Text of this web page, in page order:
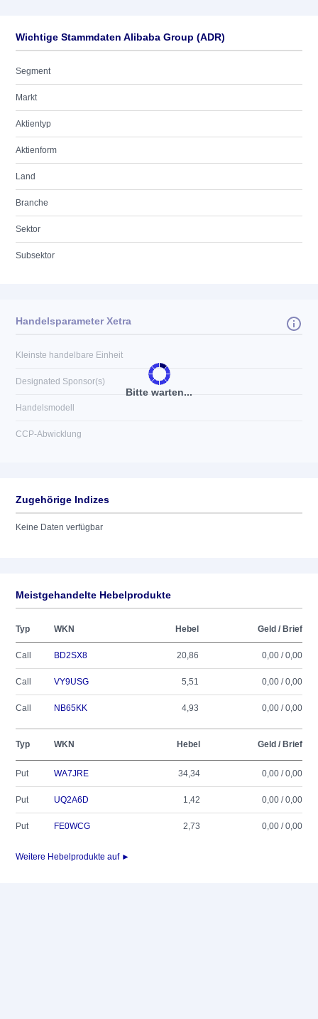
Wichtige Stammdaten Alibaba Group (ADR)
Segment
Markt
Aktientyp
Aktienform
Land
Branche
Sektor
Subsektor
Bitte warten...
Handelsparameter Xetra
Kleinste handelbare Einheit
Designated Sponsor(s)
Handelsmodell
CCP-Abwicklung
Zugehörige Indizes
Keine Daten verfügbar
Meistgehandelte Hebelprodukte
Typ WKN Hebel Geld / Brief
Call BD2SX8 20,86 0,00 / 0,00
Call VY9USG 5,51 0,00 / 0,00
Call NB65KK 4,93 0,00 / 0,00
Typ WKN Hebel Geld / Brief
Put WA7JRE 34,34 0,00 / 0,00
Put UQ2A6D 1,42 0,00 / 0,00
Put FE0WCG 2,73 0,00 / 0,00
Weitere Hebelprodukte auf ►